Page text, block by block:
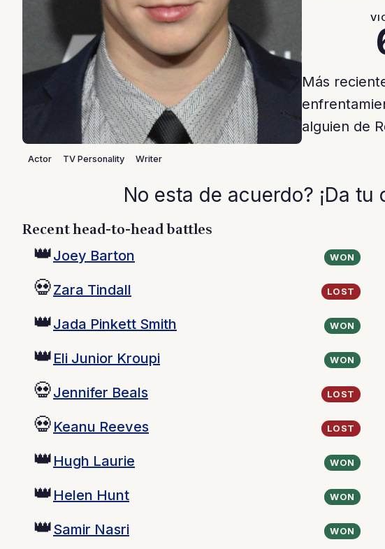
Actor TV Personality Writer
Más
alguien de
No esta de acuerdo? ¡Da tu
Recent head-to-head battles
👑Joey Barton WON
💀Zara Tindall LOST
👑Jada Pinkett Smith WON
👑 Eli Junior Kroupi WON
💀Jennifer Beals LOST
💀 Keanu Reeves LOST
👑 Hugh Laurie WON
👑 Helen Hunt WON
👑Samir Nasri WON